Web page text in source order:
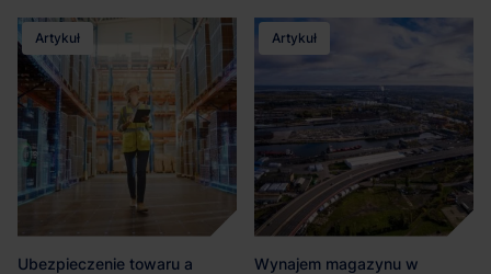
Artykuł
Ubezpieczenie towaru a
Artykuł
Wynajem magazynu w